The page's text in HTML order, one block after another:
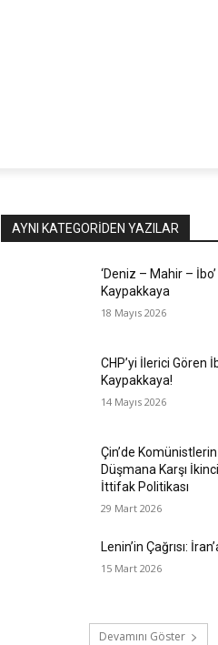
AYNI KATEGORIDEN YAZILAR
‘Deniz – Mahir –
Kaypakkaya
18 Mayıs 2026
CHP’yi İlerici Gören
Kaypakkaya!
14 Mayıs 2026
Çin’de
Düşmana Karşı
İttifak Politikası
29 Mart 2026
Lenin’in Çağrısı:
15 Mart 2026
Devamını Göster